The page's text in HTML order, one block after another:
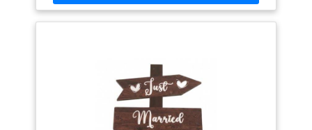
ces toppers sont uniquement à des fins
décoratives et ne doivent pas être consommés.